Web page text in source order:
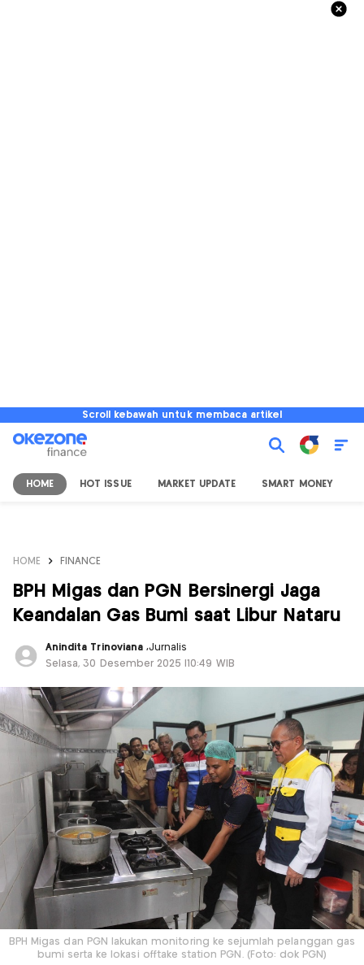
Scroll kebawah untuk membaca artikel
HOME HOT ISSUE MARKET UPDATE SMART MONEY
HOME FINANCE
BPH Migas dan PGN Bersinergi Jaga
Keandalan Gas Bumi saat Libur Nataru
Anindita Trinoviana ,Jurnalis
Selasa, 30 Desember 2025 |10:49 WIB
BPH Migas dan PGN lakukan monitoring ke sejumlah pelanggan gas
bumi serta ke lokasi offtake station PGN. (Foto: dok PGN)